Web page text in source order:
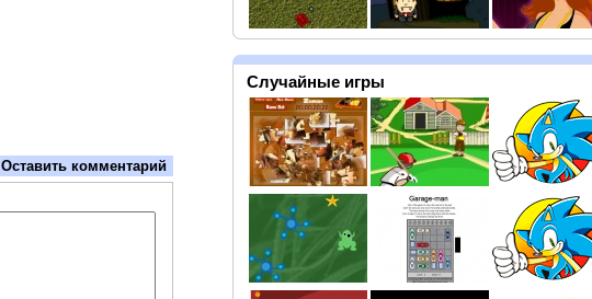
Оставить комментарий
Случайные игры